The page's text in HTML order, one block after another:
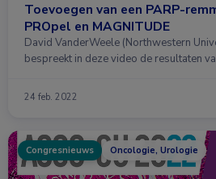
Toevoegen van een PARP-
PROpel en MAGNITUDE
David VanderWeele (Northwestern
bespreekt in deze video de resultaten
24 feb. 2022
Congresnieuws Oncologie, Urologie